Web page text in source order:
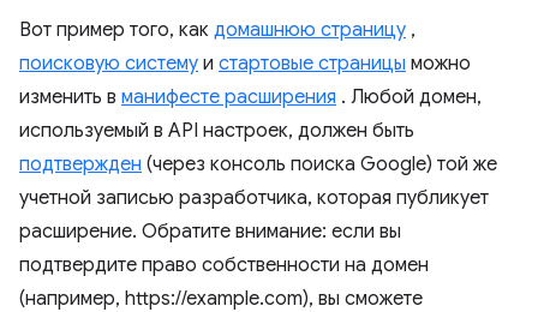
Вот пример того, как домашнюю страницу ,
поисковую систему и стартовые страницы можно
изменить в манифесте расширения . Любой домен,
используемый в API настроек, должен быть
подтвержден (через консоль поиска Google) той же
учетной записью разработчика, которая публикует
расширение. Обратите внимание: если вы
подтвердите право собственности на домен
(например, https://example.com), вы сможете